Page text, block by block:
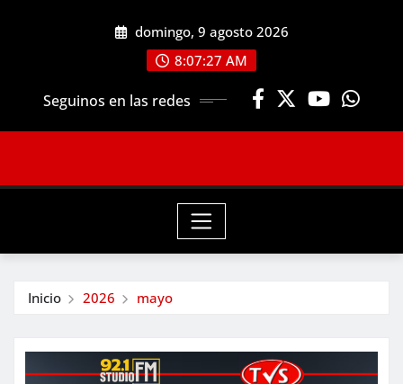
domingo, 9 agosto 2026
8:07:28 AM
Seguinos en las redes
Inicio 2026 mayo